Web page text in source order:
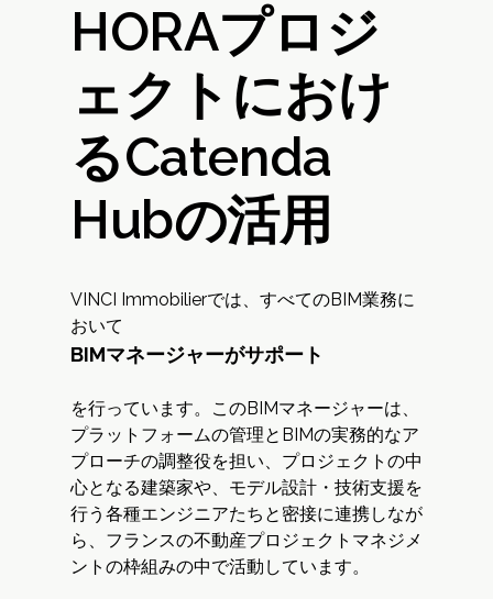
HORAプロジ
ェクトにおけ
るCatenda
Hubの活用
VINCI Immobilierでは、すべてのBIM業務に
おいて
BIMマネージャーがサポート
を行っています。このBIMマネージャーは、
プラットフォームの管理とBIMの実務的なア
プローチの調整役を担い、プロジェクトの中
心となる建築家や、モデル設計・技術支援を
行う各種エンジニアたちと密接に連携しなが
ら、フランスの不動産プロジェクトマネジメ
ントの枠組みの中で活動しています。